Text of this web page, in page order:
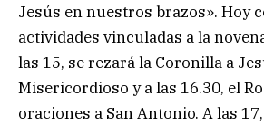
Jesús en nuestros brazos». Hoy
actividades vinculadas a la
las 15, se rezará la Coronilla a
Misericordioso y a las 16.30, el
oraciones a San Antonio. A las